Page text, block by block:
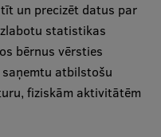
un precizēt datus par
statistikas
bērnus vērsties
atbilstošu
fiziskām aktivitātēm